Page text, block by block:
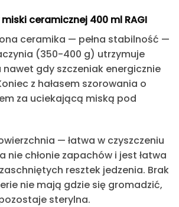
ceramicznej 400 ml RAGI
ceramika — pełna stabilność —
(350-400 g) utrzymuje
nawet gdy szczeniak energicznie
z hałasem szorowania o
za uciekającą miską pod
— łatwa w czyszczeniu
nie chłonie zapachów i jest łatwa
resztek jedzenia. Brak
nie mają gdzie się gromadzić,
sterylna.